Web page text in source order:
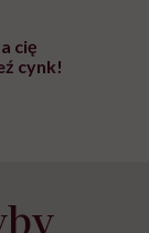
cię
cynk!